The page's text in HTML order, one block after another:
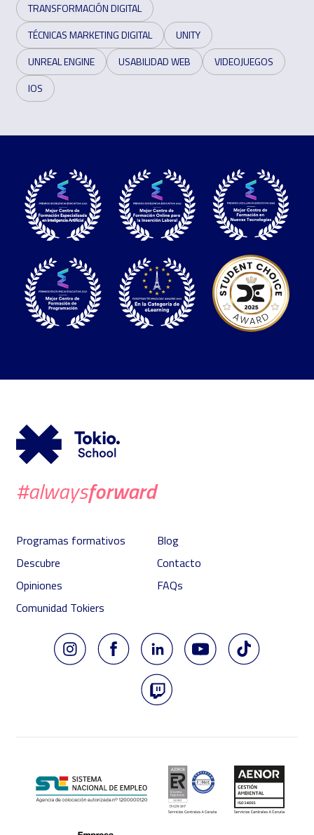
TRANSFORMACIÓN DIGITAL
TÉCNICAS MARKETING DIGITAL
UNITY
UNREAL ENGINE
USABILIDAD WEB
VIDEOJUEGOS
IOS
#alwaysforward
Programas formativos
Descubre
Opiniones
Comunidad Tokiers
Blog
Contacto
FAQs